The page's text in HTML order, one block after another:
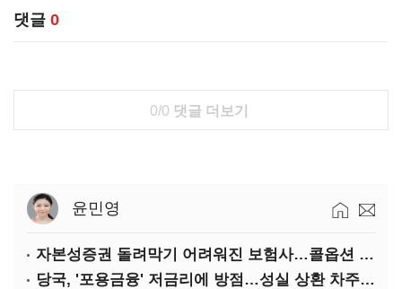
댓글 0
0/0 댓글 더보기
윤민영
자본성증권 돌려막기 어려워진 보험사…콜옵션 부담 급증
당국, '포용금융' 저금리에 방점…성실 상환 차주는 '역차별'